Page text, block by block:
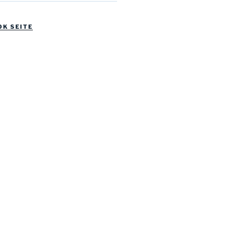
SEITE